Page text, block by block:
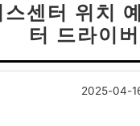
센터 위치
터 드라이
2025-04-